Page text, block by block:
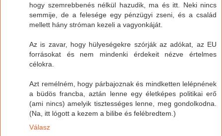
hogy szemrebbenés nélkül hazudik, ma és itt. Neki nincs
semmije, de a felesége egy pénzügyi zseni, és a család
mellett hány stróman kezeli a vagyonkáját.
Az is zavar, hogy hülyeségekre szórják az adókat, az EU
forrásokat és nem mindenki érdekeit nézve értelmes
célokra.
Azt remélném, hogy párbajoznak és mindketten lelépnének
a büdös francba, aztán lenne egy életképes politikai erő
(ami nincs) amelyik tisztességes lenne, meg gondolkodna.
(Na, itt lógott a kezem a bilibe és felébredtem.)
Válasz